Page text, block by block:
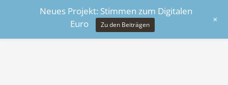
Neues Projekt: Stimmen zum Digitalen
Euro
Zu den Beiträgen +